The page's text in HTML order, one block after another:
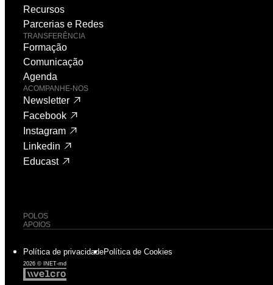
Recursos
Parcerias e Redes
TRANSFERÊNCIA
Formação
Comunicação
Agenda
ACOMPANHE-NOS
Newsletter
Facebook
Instagram
Linkedin
Educast
POLOS
APOIOS
2026 © INET-md
Política de privacidadePolítica de Cookies